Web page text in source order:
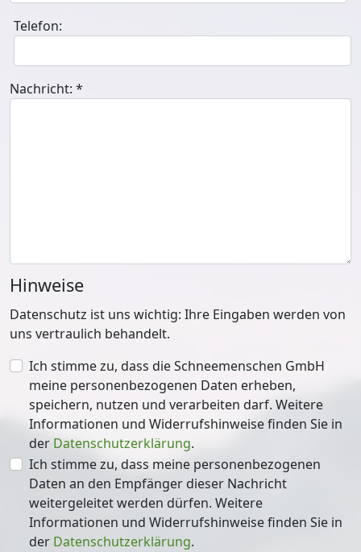
Telefon:
Nachricht: *
Hinweise
Datenschutz ist uns wichtig: Ihre Eingaben werden von
uns vertraulich behandelt.
Ich stimme zu, dass die Schneemenschen GmbH
meine personenbezogenen Daten erheben,
speichern, nutzen und verarbeiten darf. Weitere
Informationen und Widerrufshinweise finden Sie in
der Datenschutzerklärung.
Ich stimme zu, dass meine personenbezogenen
Daten an den Empfänger dieser Nachricht
weitergeleitet werden dürfen. Weitere
Informationen und Widerrufshinweise finden Sie in
der Datenschutzerklärung.